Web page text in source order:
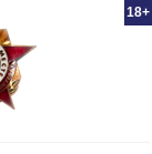
18+